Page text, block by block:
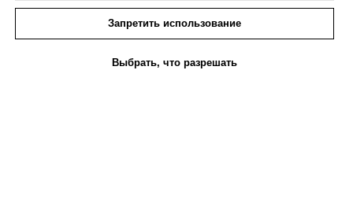
Вопросы и ответы
Запретить использование
Выбрать, что разрешать